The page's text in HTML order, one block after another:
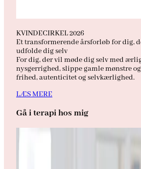
KVINDECIRKEL 2026
Et transformerende årsforløb for dig,
udfolde dig selv
For dig, der vil møde dig selv med
nysgerrighed, slippe gamle mønstre
frihed, autenticitet og selvkærlighed.
LÆS MERE
Gå i terapi hos mig